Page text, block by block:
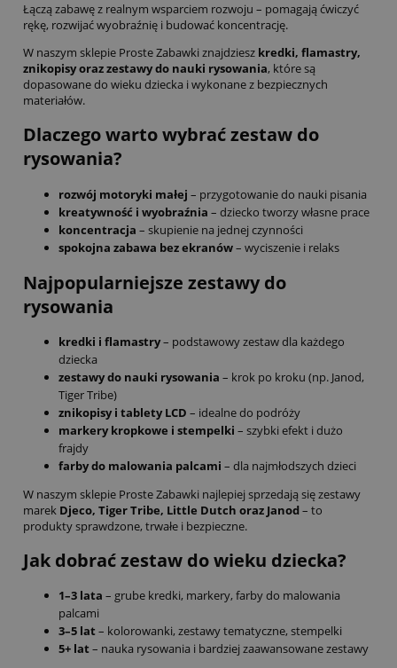
Łączą zabawę z realnym wsparciem rozwoju – pomagają ćwiczyć
rękę, rozwijać wyobraźnię i budować koncentrację.
W naszym sklepie Proste Zabawki znajdziesz kredki, flamastry,
znikopisy oraz zestawy do nauki rysowania, które są
dopasowane do wieku dziecka i wykonane z bezpiecznych
materiałów.
Dlaczego warto wybrać zestaw do
rysowania?
rozwój motoryki małej – przygotowanie do nauki pisania
kreatywność i wyobraźnia – dziecko tworzy własne prace
koncentracja – skupienie na jednej czynności
spokojna zabawa bez ekranów– wyciszenie i relaks
Najpopularniejsze zestawy do
rysowania
kredki i flamastry– podstawowy zestaw dla każdego
dziecka
zestawy do nauki rysowania – krok po kroku (np. Janod,
Tiger Tribe)
znikopisy i tablety LCD – idealne do podróży
markery kropkowe i stempelki – szybki efekt i dużo
frajdy
farby do malowania palcami – dla najmłodszych dzieci
W naszym sklepie Proste Zabawki najlepiej sprzedają się zestawy
marek Djeco, Tiger Tribe, Little Dutch oraz Janod– to
produkty sprawdzone, trwałe i bezpieczne.
Jak dobrać zestaw do wieku dziecka?
1–3 lata – grube kredki, markery, farby do malowania
palcami
3–5 lat – kolorowanki, zestawy tematyczne, stempelki
5+ lat – nauka rysowania i bardziej zaawansowane zestawy